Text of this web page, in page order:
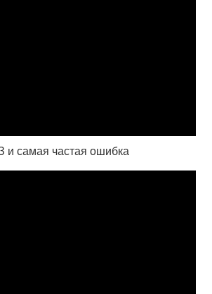
самая частая ошибка